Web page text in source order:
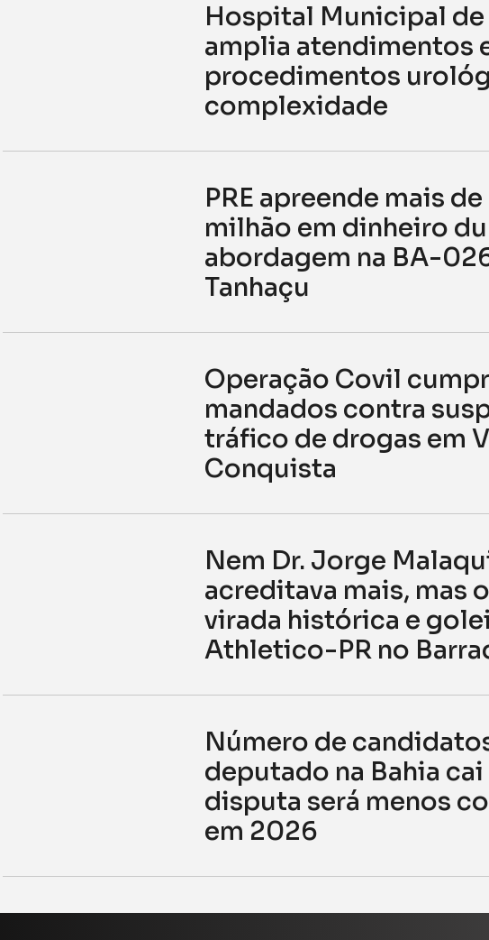
Hospital Municipal
amplia atendimentos
procedimentos
complexidade
PRE apreende mais de
milhão em dinheiro
abordagem na BA-
Tanhaçu
Operação Covil
mandados contra
tráfico de drogas em
Conquista
Nem Dr. Jorge
acreditava mais, mas
virada histórica e
Athletico-PR no
Número de
deputado na Bahia cai
disputa será menos
em 2026